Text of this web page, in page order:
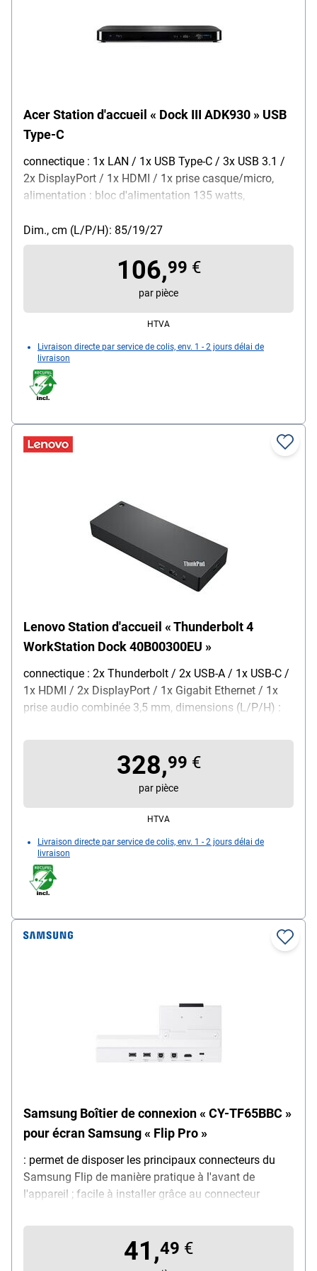
Acer Station d'accueil « Dock III ADK930 » USB
Type-C
connectique : 1x LAN / 1x USB Type-C / 3x USB 3.1 /
2x DisplayPort / 1x HDMI / 1x prise casque/micro,
alimentation : bloc d'alimentation 135 watts,
couleur : noir, contenu de la livraison : station
d'accueil / bloc d'alimentation / support
Dim., cm (L/P/H): 85/19/27
106,99 €
par pièce
HTVA
Livraison directe par service de colis, env. 1 - 2 jours délai de
livraison
Lenovo Station d'accueil « Thunderbolt 4
WorkStation Dock 40B00300EU »
connectique : 2x Thunderbolt / 2x USB-A / 1x USB-C /
1x HDMI / 2x DisplayPort / 1x Gigabit Ethernet / 1x
prise audio combinée 3,5 mm, dimensions (L/P/H) :
livraison : station d'accueil / 1 câble Thunderbolt 4
328,99 €
par pièce
HTVA
Livraison directe par service de colis, env. 1 - 2 jours délai de
livraison
Samsung Boîtier de connexion « CY-TF65BBC »
pour écran Samsung « Flip Pro »
: permet de disposer les principaux connecteurs du
Samsung Flip de manière pratique à l'avant de
l'appareil ; facile à installer grâce au connecteur
WM65B ; interface sans fil : NFC ; connecteurs : USB-A
entrée / USB-A sortie / USB-B entrée / USB-B sortie /
HDMI entrée / HDMI Screen Share / Touch sortie /
41,49 €